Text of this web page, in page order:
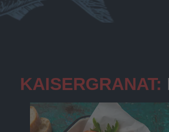
KAISERGRANAT: